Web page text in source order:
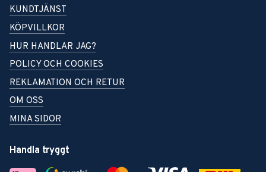
KUNDTJÄNST
KÖPVILLKOR
HUR HANDLAR JAG?
POLICY OCH COOKIES
REKLAMATION OCH RETUR
OM OSS
MINA SIDOR
Handla tryggt